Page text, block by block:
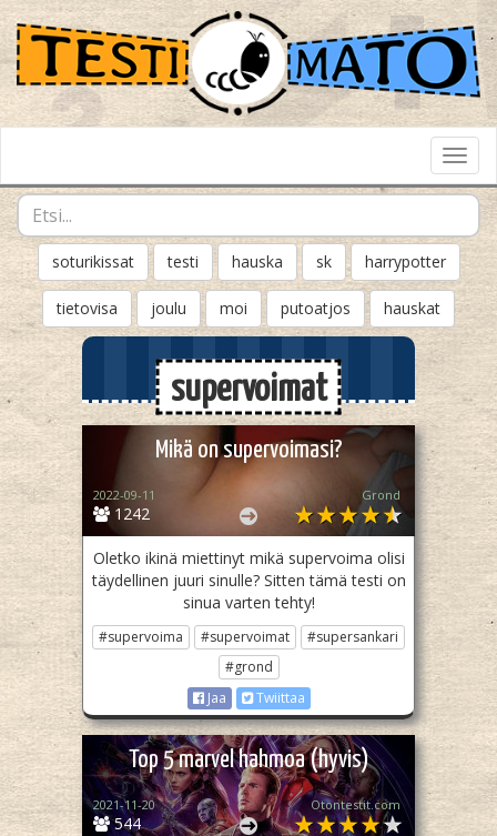
soturikissat testi hauska sk harrypotter
tietovisa joulu moi putoatjos hauskat
supervoimat
Mikä on supervoimasi?
1242
2022-09-11 Grond
Oletko ikinä miettinyt mikä supervoima olisi
täydellinen juuri sinulle? Sitten tämä testi on
sinua varten tehty!
#supervoima #supervoimat
#supersankari
#grond
Jaa
Twiittaa
Top 5 marvel hahmoa (hyvis)
544
2021-11-20 Otontestit.com